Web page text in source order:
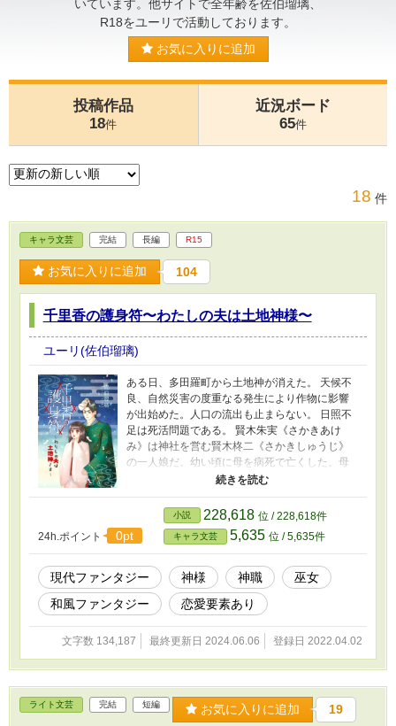
いています。他サイトで全年齢を佐伯瑠璃、
R18をユーリで活動しております。
お気に入りに追加
投稿作品
18件
近況ボード
65件
18 件
キャラ文芸 完結 長編 R15
お気に入りに追加 104
千里香の護身符〜わたしの夫は土地神様〜
ユーリ(佐伯瑠璃)
ある日、多田羅町から土地神が消えた。 天候不
良、自然災害の度重なる発生により作物に影響
が出始めた。人口の流出も止まらない。 日照不
足は死活問題である。 賢木朱実《さかきあけ
み》は神社を営む賢木柊二《さかきしゅうじ》
の一人娘だ。幼い頃に母を病死で亡くした。母
の遺志を継ぐように、町のためにと巫女として
神社で働きながらこの土地の繁栄を願ってき
た。 ときどき隣町の神社に舞を奉納するほど、
朱実の舞は評判が良かった。 ある日、隣町の神
事で舞を奉納したその帰り道。日暮れも迫った
その時刻に、ストーカーに襲われた。 命の危険
を感じた朱実は思わず神様に助けを求める。 ま
さか本当に神様が現れて、その危機から救って
くれるなんて。そしてそのまま神様の住処でお
らく不在にしていた土地神が、多田羅町にやっ
と名乗る神であり、朱実に求婚をした超本人。
父と母のとの間に起きた事件。 神がいなくなっ
た理由。 「誰か本当のことを教えて！」 神社の
存続と五穀豊穣を願う物語。 ☆表紙は、なかむ
24h.ポイント 0pt
小説 228,618 位 / 228,618件
キャラ文芸 5,635 位 / 5,635件
現代ファンタジー 神様 神職
巫女
和風ファンタジー
恋愛要素あり
文字数 134,187 最終更新日 2024.06.06 登録日 2022.04.02
ライト文芸 完結 短編 お気に入りに追加 19